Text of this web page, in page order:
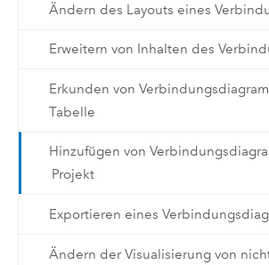
Ändern des Layouts eines
Erweitern von Inhalten des
Erkunden von
Tabelle
Hinzufügen von
Projekt
Exportieren eines
Ändern der Visualisierung von